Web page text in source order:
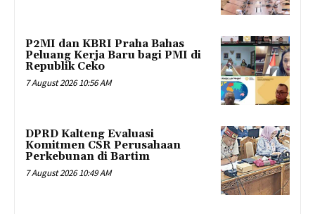
P2MI dan KBRI Praha Bahas
Peluang Kerja Baru bagi PMI di
Republik Ceko
7 August 2026 10:56 AM
DPRD Kalteng Evaluasi
Komitmen CSR Perusahaan
Perkebunan di Bartim
7 August 2026 10:49 AM